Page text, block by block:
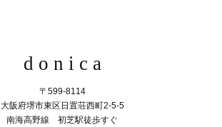
d o n i c a
〒599-8114
大阪府堺市東区日置荘西町2-5-5
南海高野線 初芝駅徒歩すぐ